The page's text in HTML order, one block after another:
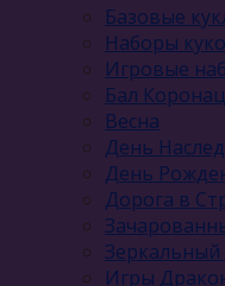
Базовые
Наборы
Игровые
Бал
Весна
День
День
Дорога в
Игры